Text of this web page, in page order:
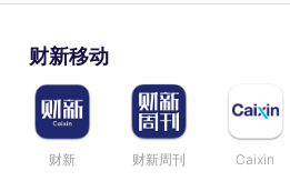
财新移动
财新 财新周刊 Caixin